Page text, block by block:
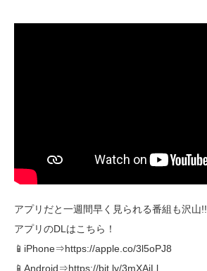
アプリだと一週間早く見られる番組も沢山!!
アプリのDLはこちら！
📱iPhone⇒https://apple.co/3l5oPJ8
📱Android⇒https://bit.ly/3mXAiLl